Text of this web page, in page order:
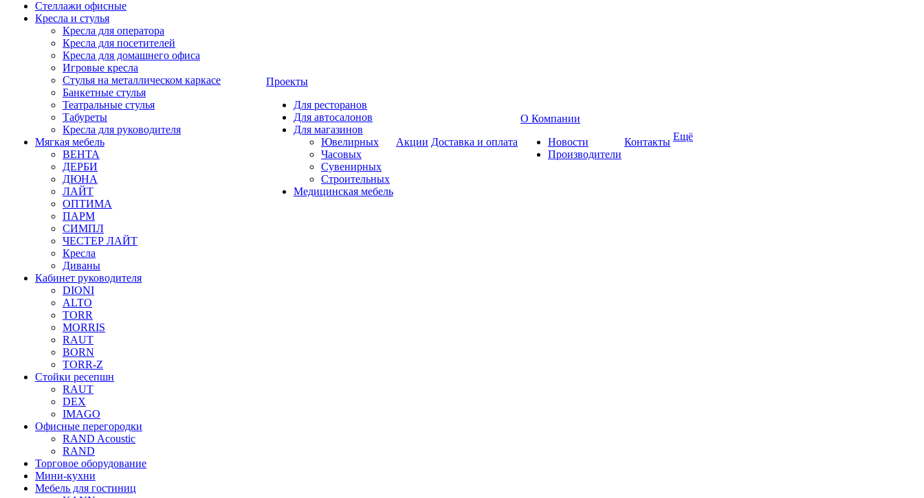
Стеллажи офисные
Кресла и стулья
Кресла для оператора
Кресла для посетителей
Кресла для домашнего офиса
Игровые кресла
Стулья на металлическом каркасе
Банкетные стулья
Театральные стулья
Табуреты
Кресла для руководителя
Мягкая мебель
ВЕНТА
ДЕРБИ
ДЮНА
ЛАЙТ
ОПТИМА
ПАРМ
СИМПЛ
ЧЕСТЕР ЛАЙТ
Кресла
Диваны
Кабинет руководителя
DIONI
ALTO
TORR
MORRIS
RAUT
BORN
TORR-Z
Стойки ресепшн
RAUT
DEX
IMAGO
Офисные перегородки
RAND Acoustic
RAND
Торговое оборудование
Мини-кухни
Мебель для гостиниц
Проекты
Для ресторанов
Для автосалонов
Для магазинов
Ювелирных
Часовых
Сувенирных
Строительных
Медицинская мебель
Акции Доставка и оплата
О Компании
Новости
Производители
Контакты Ещё